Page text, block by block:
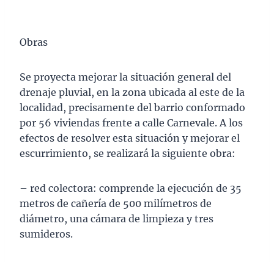
Obras
Se proyecta mejorar la situación general del
drenaje pluvial, en la zona ubicada al este de la
localidad, precisamente del barrio conformado
por 56 viviendas frente a calle Carnevale. A los
efectos de resolver esta situación y mejorar el
escurrimiento, se realizará la siguiente obra:
– red colectora: comprende la ejecución de 35
metros de cañería de 500 milímetros de
diámetro, una cámara de limpieza y tres
sumideros.